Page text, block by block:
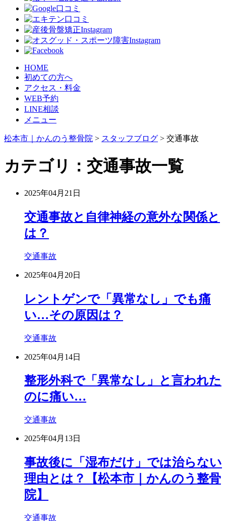
HOME
初めての方へ
アクセス・料金
WEB予約
LINE相談
メニュー
松本市｜かんのう整骨院 > スタッフブログ > 交通事故
カテゴリ：交通事故一覧
2025年04月21日
交通事故と自律神経の意外な関係と
は？
交通事故
2025年04月20日
レントゲンで「異常なし」でも痛
い…その原因は？
交通事故
2025年04月14日
整形外科で「異常なし」と言われた
のに痛い…
交通事故
2025年04月13日
事故後に「湿布だけ」では治らない
理由とは？【松本市｜かんのう整骨
院】
交通事故